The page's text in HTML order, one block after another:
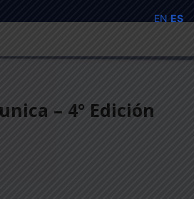
– 4° Edición
EN ES